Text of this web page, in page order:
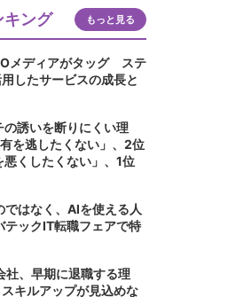
キング もっと見る
メディアがタッグ ステ
したサービスの成長と
の誘いを断りにくい理
を逃したくない」、2位
悪くしたくない」、1位
はなく、AIを使える人
ックIT転職フェアで特
社、早期に退職する理
キルアップが見込めな